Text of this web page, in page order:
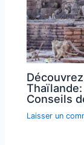
Conseils
Laisser un